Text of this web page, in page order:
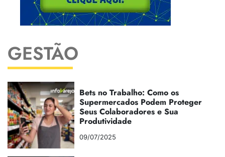
GESTÃO
Bets no Trabalho: Como os
Supermercados Podem Proteger
Seus Colaboradores e Sua
Produtividade
09/07/2025